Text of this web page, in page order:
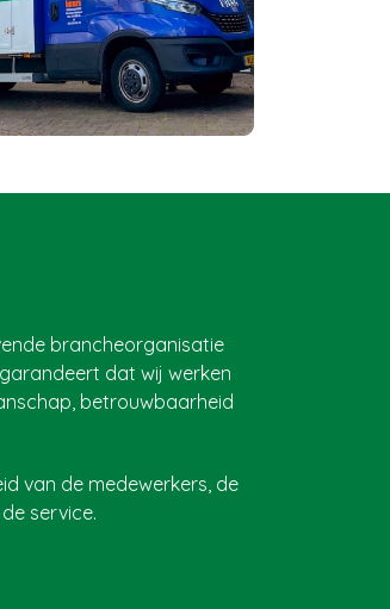
brancheorganisatie
dat wij werken
betrouwbaarheid
van de medewerkers, de
service.